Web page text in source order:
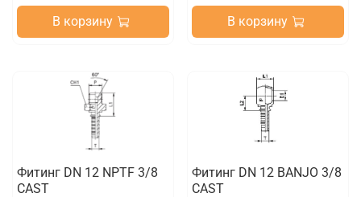
В корзину В корзину
Фитинг DN 12 NPTF 3/8
CAST
Фитинг DN 12 BANJO 3/8
CAST